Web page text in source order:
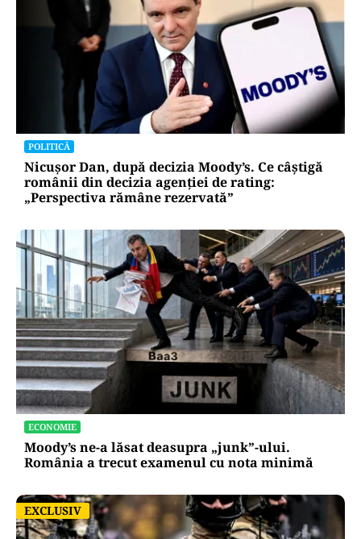
POLITICĂ
Nicușor Dan, după decizia Moody’s. Ce câștigă
românii din decizia agenției de rating:
„Perspectiva rămâne rezervată”
ECONOMIE
Moody’s ne-a lăsat deasupra „junk”-ului.
România a trecut examenul cu nota minimă
EXCLUSIV
EXCLUSIV